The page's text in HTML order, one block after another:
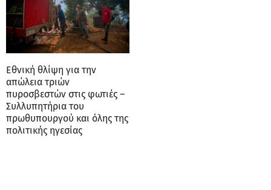
Εθνική θλίψη για την
απώλεια τριών
πυροσβεστών στις φωτιές –
Συλλυπητήρια του
πρωθυπουργού και όλης της
πολιτικής ηγεσίας